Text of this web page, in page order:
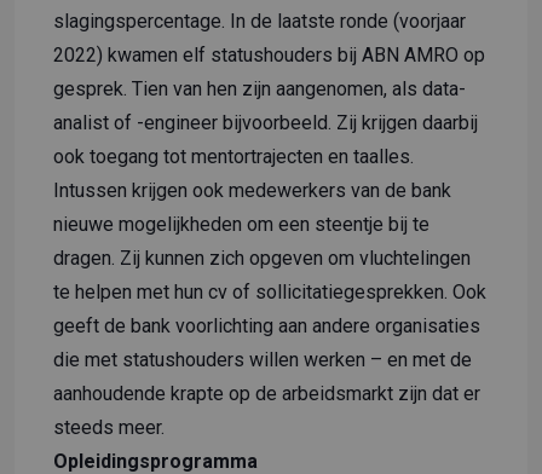
slagingspercentage. In de laatste ronde (voorjaar
2022) kwamen elf statushouders bij ABN AMRO op
gesprek. Tien van hen zijn aangenomen, als data-
analist of -engineer bijvoorbeeld. Zij krijgen daarbij
ook toegang tot mentortrajecten en taalles.
Intussen krijgen ook medewerkers van de bank
nieuwe mogelijkheden om een steentje bij te
dragen. Zij kunnen zich opgeven om vluchtelingen
te helpen met hun cv of sollicitatiegesprekken. Ook
geeft de bank voorlichting aan andere organisaties
die met statushouders willen werken – en met de
aanhoudende krapte op de arbeidsmarkt zijn dat er
steeds meer.
Opleidingsprogramma